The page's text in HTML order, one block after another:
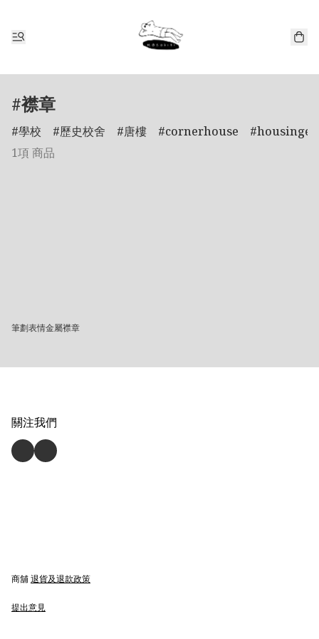
#襟章
學校 歷史校舍 唐樓 cornerhouse
1項 商品
筆劃表情金屬襟章
關注我們
商舖退貨及退款政策
提出意見